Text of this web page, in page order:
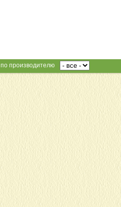
по производителю